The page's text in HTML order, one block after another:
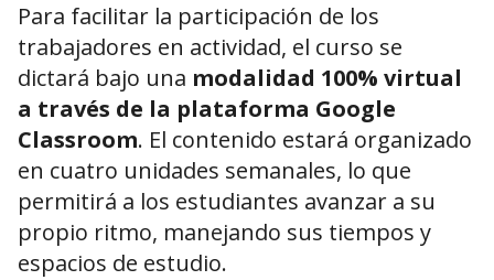
Para facilitar la participación de los
trabajadores en actividad, el curso se
dictará bajo una modalidad 100% virtual
a través de la plataforma Google
Classroom. El contenido estará organizado
en cuatro unidades semanales, lo que
permitirá a los estudiantes avanzar a su
propio ritmo, manejando sus tiempos y
espacios de estudio.